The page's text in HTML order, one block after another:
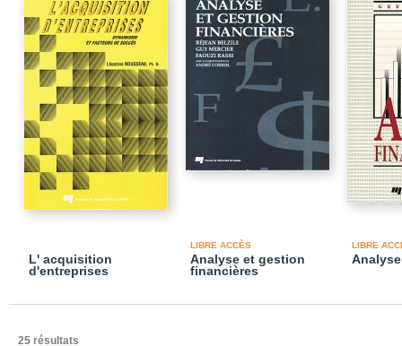
L' acquisition
d'entreprises
LIBRE ACCÈS
Analyse et gestion
financières
LIBRE
25 résultats